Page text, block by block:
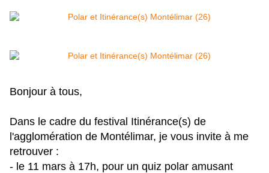
Bonjour à tous,
Dans le cadre du festival Itinérance(s) de
l'agglomération de Montélimar, je vous invite à me
retrouver :
- le 11 mars à 17h, pour un quiz polar amusant